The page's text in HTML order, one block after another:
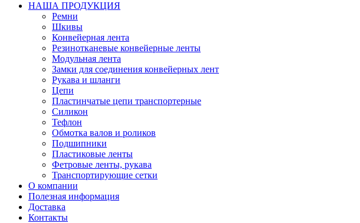
НАША ПРОДУКЦИЯ
Ремни
Шкивы
Конвейерная лента
Резинотканевые конвейерные ленты
Модульная лента
Замки для соединения конвейерных лент
Рукава и шланги
Цепи
Пластинчатые цепи транспортерные
Силикон
Тефлон
Обмотка валов и роликов
Подшипники
Пластиковые ленты
Фетровые ленты, рукава
Транспортирующие сетки
О компании
Полезная информация
Доставка
Контакты